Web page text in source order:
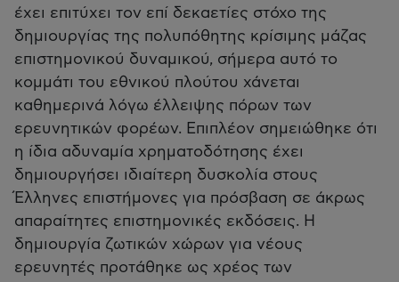
έχει επιτύχει τον επί δεκαετίες στόχο της
δημιουργίας της πολυπόθητης κρίσιμης μάζας
επιστημονικού δυναμικού, σήμερα αυτό το
κομμάτι του εθνικού πλούτου χάνεται
καθημερινά λόγω έλλειψης πόρων των
ερευνητικών φορέων. Επιπλέον σημειώθηκε ότι
η ίδια αδυναμία χρηματοδότησης έχει
δημιουργήσει ιδιαίτερη δυσκολία στους
Έλληνες επιστήμονες για πρόσβαση σε άκρως
απαραίτητες επιστημονικές εκδόσεις. Η
δημιουργία ζωτικών χώρων για νέους
ερευνητές προτάθηκε ως χρέος των